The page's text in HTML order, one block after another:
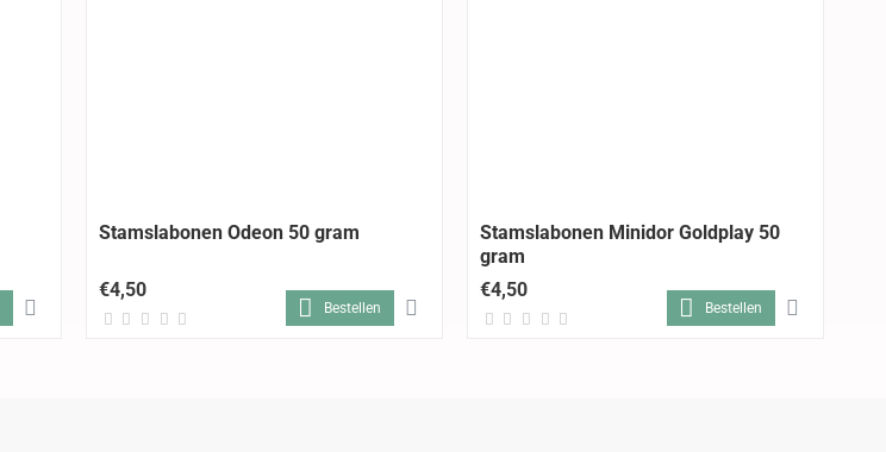
Stamslabonen Odeon 50 gram
€4,50
Bestellen
Stamslabonen Minidor Goldplay 50
gram
€4,50
Bestellen